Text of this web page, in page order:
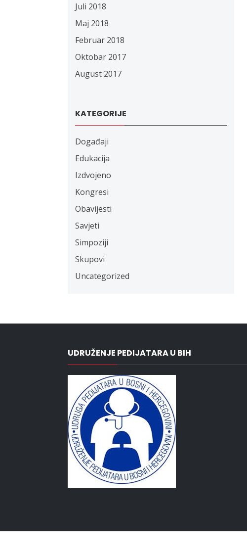
Juli 2018
Maj 2018
Februar 2018
Oktobar 2017
August 2017
KATEGORIJE
Događaji
Edukacija
Izdvojeno
Kongresi
Obavijesti
Savjeti
Simpoziji
Skupovi
Uncategorized
UDRUŽENJE PEDIJATARA U BIH